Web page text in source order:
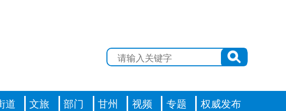
道 文旅 部门 甘州 视频 专题 权威发布